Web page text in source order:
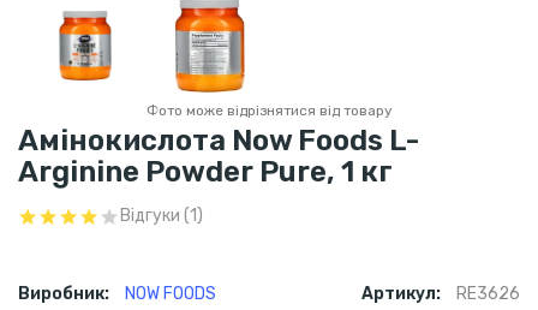
Фото може відрізнятися від товару
Амінокислота Now Foods L-
Arginine Powder Pure, 1 кг
Відгуки (1)
Виробник: NOW FOODS Артикул:
RE3626